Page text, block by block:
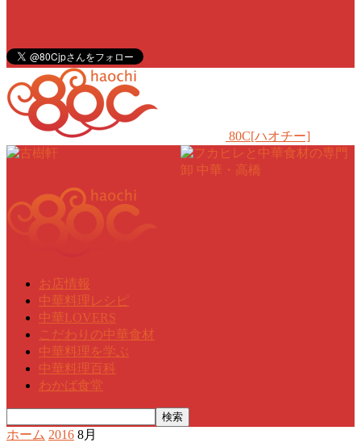
80C[ハオチー]
お店情報
中華料理レシピ
中華LOVERS
こだわりの中華食材
中華料理を学ぶ
中華料理百科
わかば食堂
ホーム 2016 8月